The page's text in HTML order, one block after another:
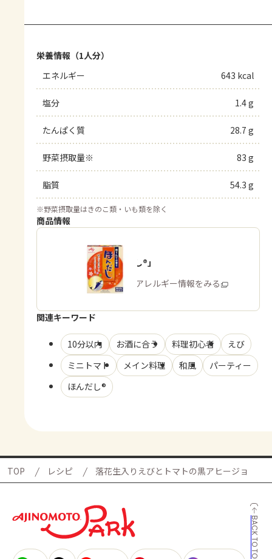
栄養情報（1人分）
エネルギー
643 kcal
塩分 1.4 g
たんぱく質 28.7 g
野菜摂取量※ 83 g
脂質 54.3 g
※野菜摂取量はきのこ類・いも類を除く
商品情報
「ほんだし®」
商品・アレルギー情報をみる
関連キーワード
10分以内 お酒に合う 料理初心者
えび
ミニトマト
メイン料理 和風
パーティー
ほんだし®
TOP レシピ 落花生入りえびとトマトの黒アヒージョ
BACK TO TOP